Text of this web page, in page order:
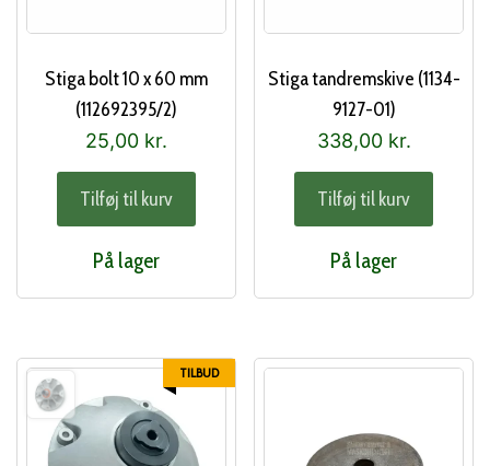
Stiga bolt 10 x 60 mm
(112692395/2)
25,00 kr.
Tilføj til kurv
På lager
Stiga tandremskive (1134-
9127-01)
338,00 kr.
Tilføj til kurv
På lager
TILBUD